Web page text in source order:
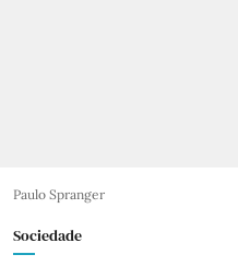
Paulo Spranger
Sociedade